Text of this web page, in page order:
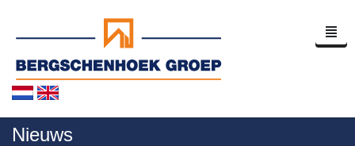
Nieuws
Home
Bedrijfsprofiel